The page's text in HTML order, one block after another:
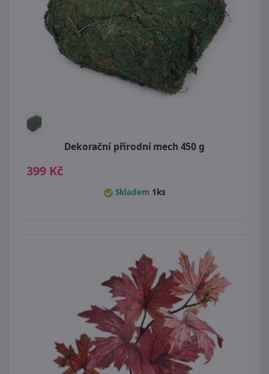
Dekorační přírodní mech 450 g
399 Kč
Skladem 1ks